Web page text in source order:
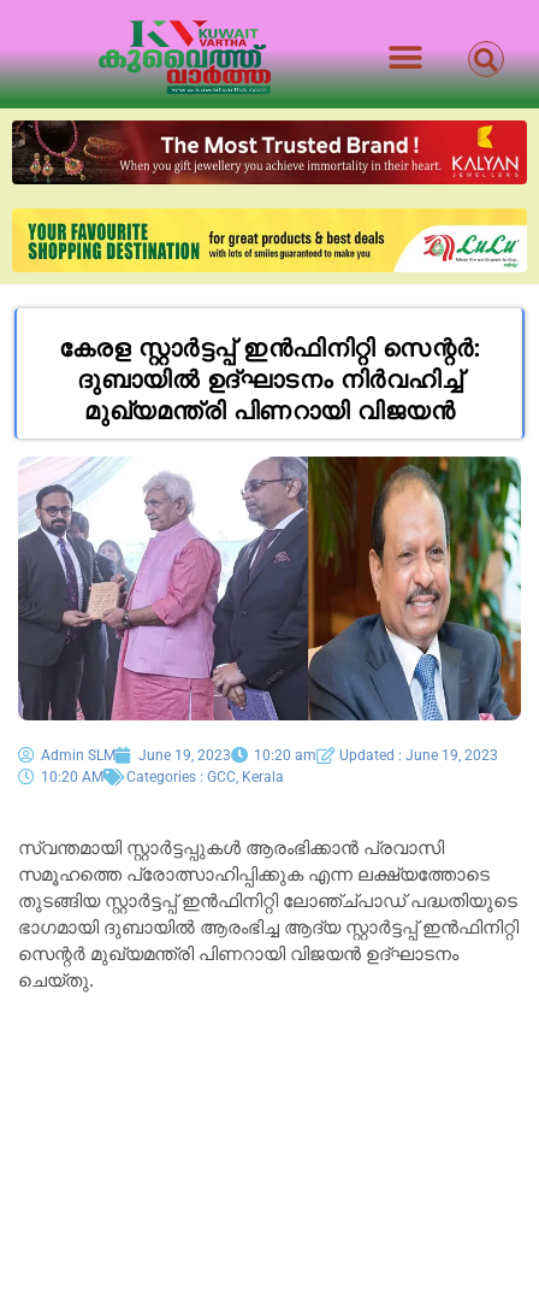
കേരള സ്റ്റാർട്ടപ്പ് ഇൻഫിനിറ്റി സെന്റർ:
ദുബായിൽ ഉദ്‌ഘാടനം നിർവഹിച്ച്
മുഖ്യമന്ത്രി പിണറായി വിജയൻ
Admin SLM June 19, 2023 10:20 am
Updated : June 19, 2023
10:20 AM
Categories : GCC Kerala
സ്വന്തമായി സ്റ്റാർട്ടപ്പുകൾ ആരംഭിക്കാൻ പ്രവാസി
സമൂഹത്തെ പ്രോത്സാഹിപ്പിക്കുക എന്ന ലക്ഷ്യത്തോടെ
തുടങ്ങിയ സ്റ്റാർട്ടപ്പ് ഇൻഫിനിറ്റി ലോഞ്ച്പാഡ് പദ്ധതിയുടെ
ഭാഗമായി ദുബായിൽ ആരംഭിച്ച ആദ്യ സ്റ്റാർട്ടപ്പ് ഇൻഫിനിറ്റി
സെന്റർ മുഖ്യമന്ത്രി പിണറായി വിജയൻ ഉദ്ഘാടനം
ചെയ്തു.